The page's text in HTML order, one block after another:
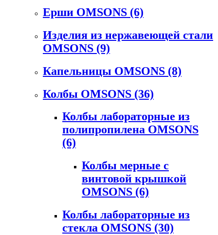
Ерши OMSONS (6)
Изделия из нержавеющей стали
OMSONS (9)
Капельницы OMSONS (8)
Колбы OMSONS (36)
Колбы лабораторные из
полипропилена OMSONS
(6)
Колбы мерные с
винтовой крышкой
OMSONS (6)
Колбы лабораторные из
стекла OMSONS (30)